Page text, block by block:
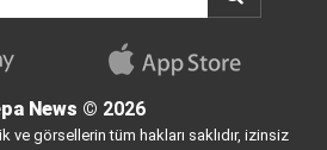
News © 2026
ve görsellerin tüm hakları saklıdır, izinsiz